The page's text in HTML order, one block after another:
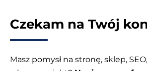
Czekam na Twój
Masz pomysł na stronę, sklep,